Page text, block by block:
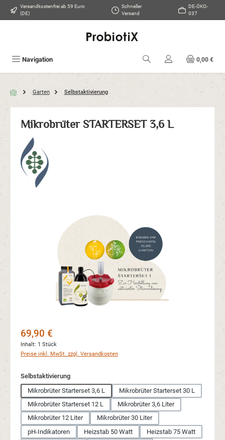
Zum Hauptinhalt springen
Versandkostenfrei ab 59 Euro
(DE)
Schneller
Versand
DE-ÖKO-
037
Navigation 0,00 €
Garten Selbstaktivierung
Mikrobrüter STARTERSET 3,6 L
Regulärer Preis:
69,90 €
Inhalt: 1 Stück
Preise inkl. MwSt. zzgl. Versandkosten
Selbstaktivierungauswählen
Mikrobrüter Starterset 3,6 L
Mikrobrüter Starterset 30 L
Mikrobrüter Starterset 12 L
Mikrobrüter 3,6 Liter
Mikrobrüter 12 Liter
Mikrobrüter 30 Liter
pH-Indikatoren
Heizstab 50 Watt
Heizstab 75 Watt